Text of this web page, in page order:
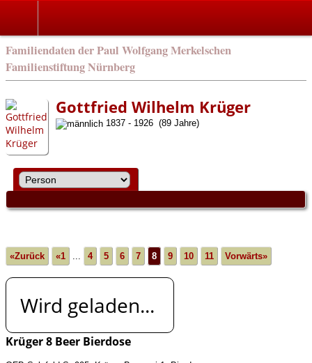
Familiendaten der Paul Wolfgang Merkelschen
Familienstiftung Nürnberg
Gottfried Wilhelm Krüger
1837 - 1926 (89 Jahre)
«Zurück «1 ... 4 5 6 7 8 9 10 11 Vorwärts»
Wird geladen...
Krüger 8 Beer Bierdose